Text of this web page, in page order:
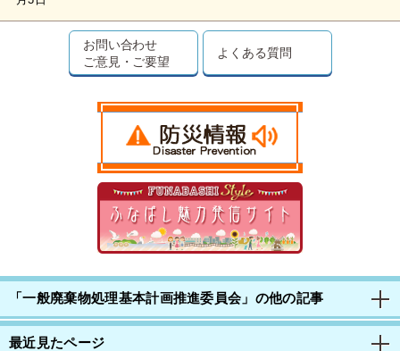
お問い合わせ
ご意見・ご要望
よくある質問
「一般廃棄物処理基本計画推進委員会」の他の記事
最近見たページ